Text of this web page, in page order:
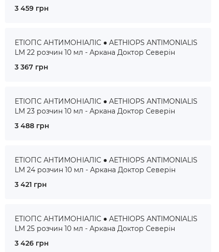
3 459 грн
ЕТІОПС АНТИМОНІАЛІС ● AETHIOPS ANTIMONIALIS
LM 22 розчин 10 мл - Аркана Доктор Северін
3 367 грн
ЕТІОПС АНТИМОНІАЛІС ● AETHIOPS ANTIMONIALIS
LM 23 розчин 10 мл - Аркана Доктор Северін
3 488 грн
ЕТІОПС АНТИМОНІАЛІС ● AETHIOPS ANTIMONIALIS
LM 24 розчин 10 мл - Аркана Доктор Северін
3 421 грн
ЕТІОПС АНТИМОНІАЛІС ● AETHIOPS ANTIMONIALIS
LM 25 розчин 10 мл - Аркана Доктор Северін
3 426 грн